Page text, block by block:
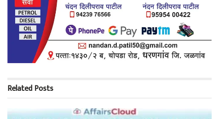
RelatedPosts